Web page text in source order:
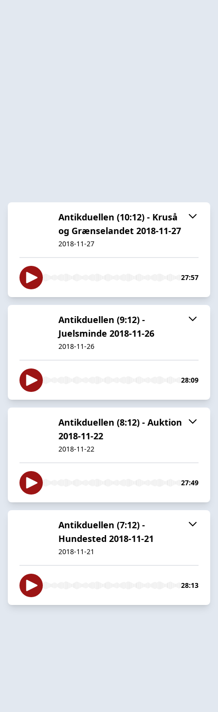
Antikduellen (10:12) - Kruså
og Grænselandet 2018-11-27
2018-11-27
27:57
Antikduellen (9:12) -
Juelsminde 2018-11-26
2018-11-26
28:09
Antikduellen (8:12) - Auktion
2018-11-22
2018-11-22
27:49
Antikduellen (7:12) -
Hundested 2018-11-21
2018-11-21
28:13